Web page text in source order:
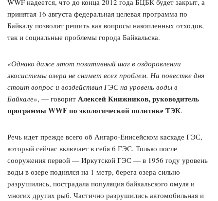
WWF надеется, что до конца 2012 года БЦБК будет закрыт, а
принятая 16 августа федеральная целевая программа по
Байкалу позволит решить как вопросы накопленных отходов,
так и социальные проблемы города Байкальска.
«Однако даже этот позитивный шаг в оздоровлении
экосистемы озера не снимет всех проблем. На повестке дня
стоит вопрос и воздействия ГЭС на уровень воды в
Байкале», — говорит Алексей Книжников, руководитель
программы WWF по экологической политике ТЭК.
Речь идет прежде всего об Ангаро-Енисейском каскаде ГЭС,
который сейчас включает в себя 6 ГЭС. Только после
сооружения первой — Иркутской ГЭС — в 1956 году уровень
воды в озере поднялся на 1 метр, берега озера сильно
разрушились, пострадала популяция байкальского омуля и
многих других рыб. Частично разрушились автомобильная и